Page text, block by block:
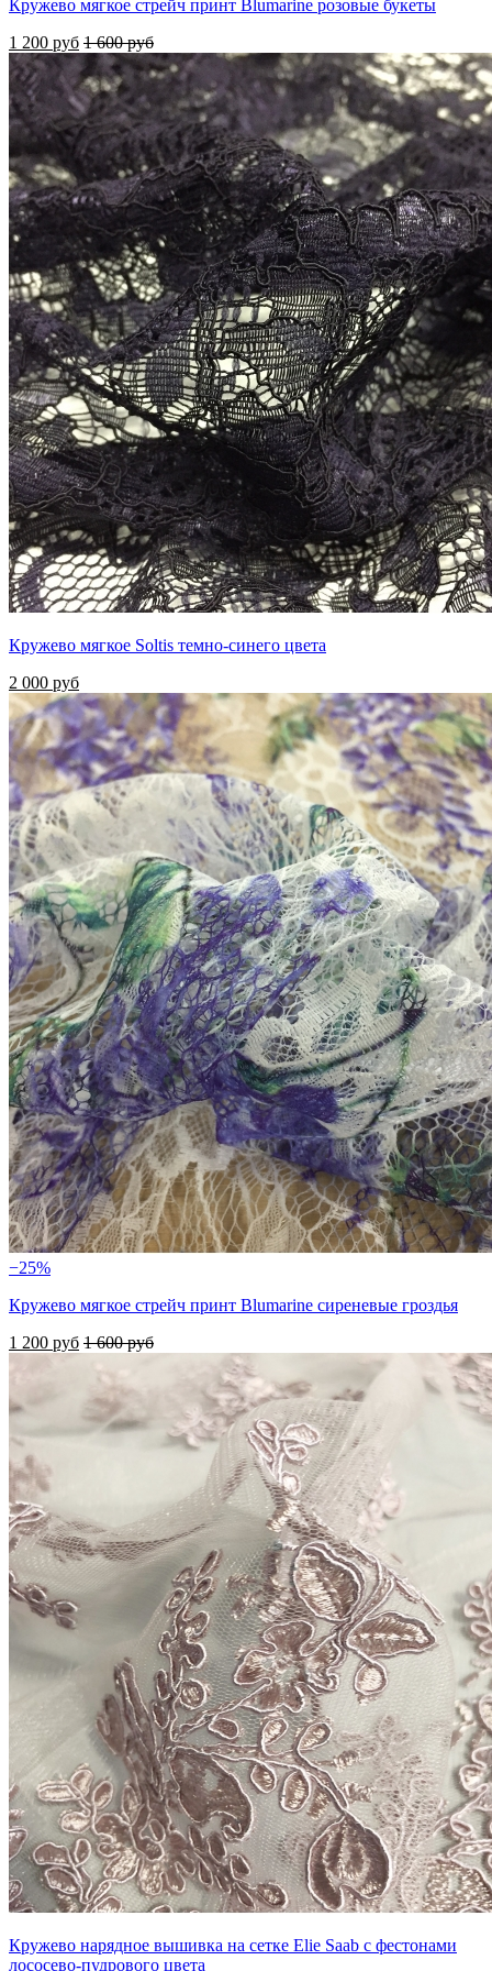
Кружево мягкое стрейч принт Blumarine розовые букеты
1 200 руб 1 600 руб
Кружево мягкое Soltis темно-синего цвета
2 000 руб
−25%
Кружево мягкое стрейч принт Blumarine сиреневые гроздья
1 200 руб 1 600 руб
Кружево нарядное вышивка на сетке Elie Saab с фестонами
лососево-пудрового цвета